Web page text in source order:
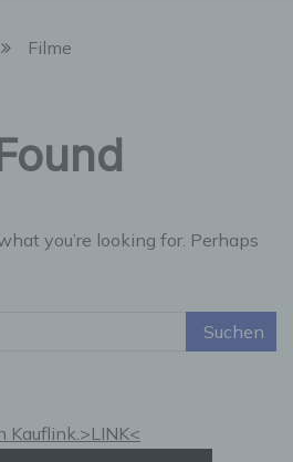
Filme
you’re looking for. Perhaps
Kauflink.>LINK<